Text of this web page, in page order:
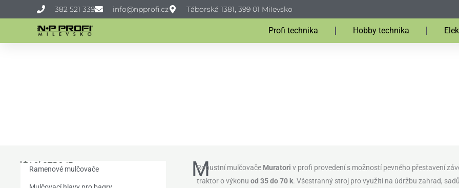
na
382 521 339 info@npprofi.cz Táborská 1381, 399 01 MiIevsko
Profi technika Hobby technika
ŽACÍ STROJE
Ramenové mulčovače
M
Robustní mulčovače Muratori v profi provedení s možností pevného přestavení
traktor o výkonuod 35 do 70 k. Všestranný stroj pro využití na údržbu zahrad,